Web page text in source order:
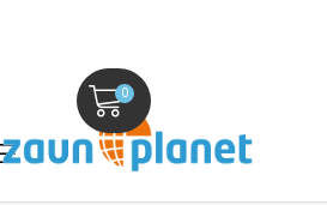
0